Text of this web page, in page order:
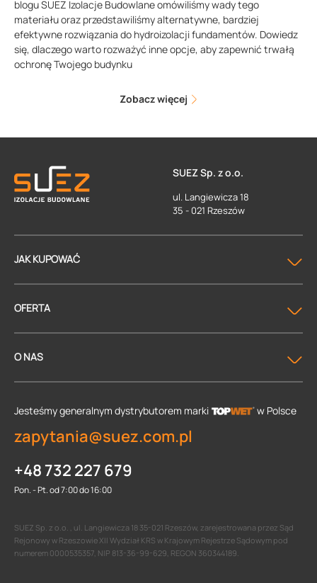
blogu SUEZ Izolacje Budowlane omówiliśmy wady tego
materiału oraz przedstawiliśmy alternatywne, bardziej
efektywne rozwiązania do hydroizolacji fundamentów. Dowiedz
się, dlaczego warto rozważyć inne opcje, aby zapewnić trwałą
ochronę Twojego budynku
Zobacz więcej
SUEZ Sp. z o.o.
ul. Langiewicza 18
35 - 021 Rzeszów
JAK KUPOWAĆ
OFERTA
O NAS
Jesteśmy generalnym dystrybutorem marki w Polsce
zapytania@suez.com.pl
+48 732 227 679
Pon. - Pt. od 7:00 do 16:00
SUEZ Sp. z o.o. , ul. Langiewicza 18 35-021 Rzeszów, zarejestrowana przez Sąd
Rejonowy w Rzeszowie XII Wydział KRS w Krajowym Rejestrze Sądowym pod
numerem 0000535357, NIP 813-36-99-629, REGON 360344189.